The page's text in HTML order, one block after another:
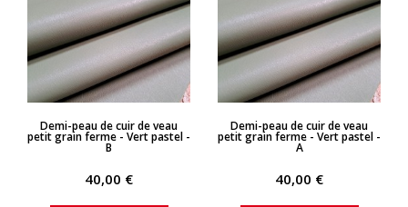
APERÇU RAPIDE
Demi-peau de cuir de veau
petit grain ferme - Vert pastel -
B
40,00 €
APERÇU RAPIDE
Demi-peau de cuir de veau
petit grain ferme - Vert pastel -
A
40,00 €